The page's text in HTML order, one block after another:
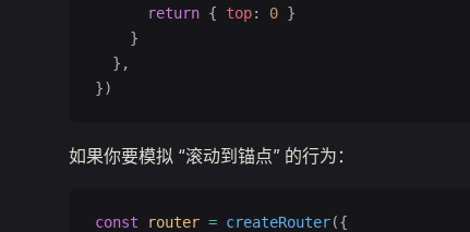
      return
{ top: 0 }
    }
  },
})
如果你要模拟 “滚动到锚点” 的行为：
const router = createRouter({